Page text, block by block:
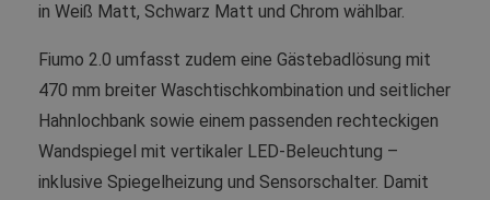
in Weiß Matt, Schwarz Matt und Chrom wählbar.
Fiumo 2.0 umfasst zudem eine Gästebadlösung mit
470 mm breiter Waschtischkombination und seitlicher
Hahnlochbank sowie einem passenden rechteckigen
Wandspiegel mit vertikaler LED-Beleuchtung –
inklusive Spiegelheizung und Sensorschalter. Damit